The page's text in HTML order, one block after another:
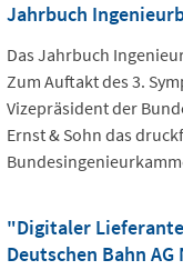
Jahrbuch
Das Jahrbuch
Zum Auftakt des 3.
Vizepräsident der
Ernst & Sohn das
"Digitaler
Deutschen Bahn AG